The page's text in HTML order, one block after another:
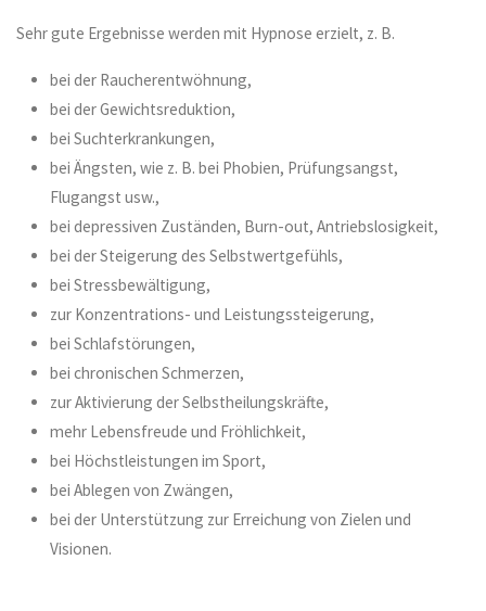
Sehr gute Ergebnisse werden mit Hypnose erzielt, z. B.
bei der Raucherentwöhnung,
bei der Gewichtsreduktion,
bei Suchterkrankungen,
bei Ängsten, wie z. B. bei Phobien, Prüfungsangst,
Flugangst usw.,
bei depressiven Zuständen, Burn-out, Antriebslosigkeit,
bei der Steigerung des Selbstwertgefühls,
bei Stressbewältigung,
zur Konzentrations- und Leistungssteigerung,
bei Schlafstörungen,
bei chronischen Schmerzen,
zur Aktivierung der Selbstheilungskräfte,
mehr Lebensfreude und Fröhlichkeit,
bei Höchstleistungen im Sport,
bei Ablegen von Zwängen,
bei der Unterstützung zur Erreichung von Zielen und
Visionen.